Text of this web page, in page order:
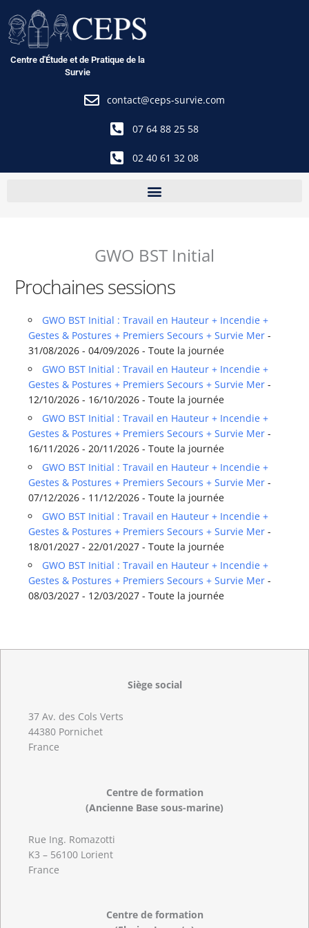
au
contenu
Centre d'Étude et de Pratique de la
Survie
contact@ceps-survie.com
07 64 88 25 58
02 40 61 32 08
GWO BST Initial
Prochaines sessions
GWO BST Initial : Travail en Hauteur + Incendie +
Gestes & Postures + Premiers Secours + Survie Mer -
31/08/2026 - 04/09/2026 - Toute la journée
GWO BST Initial : Travail en Hauteur + Incendie +
Gestes & Postures + Premiers Secours + Survie Mer -
12/10/2026 - 16/10/2026 - Toute la journée
GWO BST Initial : Travail en Hauteur + Incendie +
Gestes & Postures + Premiers Secours + Survie Mer -
16/11/2026 - 20/11/2026 - Toute la journée
GWO BST Initial : Travail en Hauteur + Incendie +
Gestes & Postures + Premiers Secours + Survie Mer -
07/12/2026 - 11/12/2026 - Toute la journée
GWO BST Initial : Travail en Hauteur + Incendie +
Gestes & Postures + Premiers Secours + Survie Mer -
18/01/2027 - 22/01/2027 - Toute la journée
GWO BST Initial : Travail en Hauteur + Incendie +
Gestes & Postures + Premiers Secours + Survie Mer -
08/03/2027 - 12/03/2027 - Toute la journée
Siège social
37 Av. des Cols Verts
44380 Pornichet
France
Centre de formation
(Ancienne Base sous-marine)
Rue Ing. Romazotti
K3 – 56100 Lorient
France
Centre de formation